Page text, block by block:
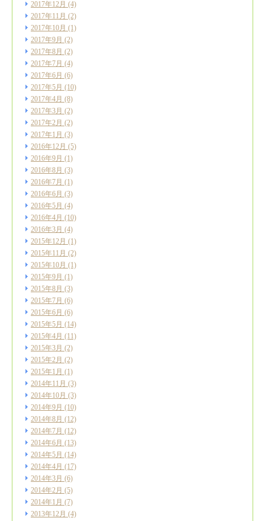
2017年12月 (4)
2017年11月 (2)
2017年10月 (1)
2017年9月 (2)
2017年8月 (2)
2017年7月 (4)
2017年6月 (6)
2017年5月 (10)
2017年4月 (8)
2017年3月 (2)
2017年2月 (2)
2017年1月 (3)
2016年12月 (5)
2016年9月 (1)
2016年8月 (3)
2016年7月 (1)
2016年6月 (3)
2016年5月 (4)
2016年4月 (10)
2016年3月 (4)
2015年12月 (1)
2015年11月 (2)
2015年10月 (1)
2015年9月 (1)
2015年8月 (3)
2015年7月 (6)
2015年6月 (6)
2015年5月 (14)
2015年4月 (11)
2015年3月 (2)
2015年2月 (2)
2015年1月 (1)
2014年11月 (3)
2014年10月 (3)
2014年9月 (10)
2014年8月 (12)
2014年7月 (12)
2014年6月 (13)
2014年5月 (14)
2014年4月 (17)
2014年3月 (6)
2014年2月 (5)
2014年1月 (7)
2013年12月 (4)